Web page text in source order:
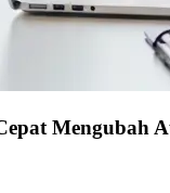
Mengubah